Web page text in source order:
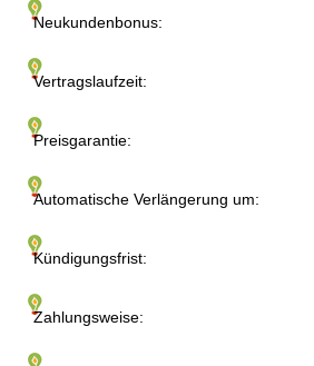
Neukundenbonus:
Vertragslaufzeit:
Preisgarantie:
Automatische Verlängerung um:
Kündigungsfrist:
Zahlungsweise: